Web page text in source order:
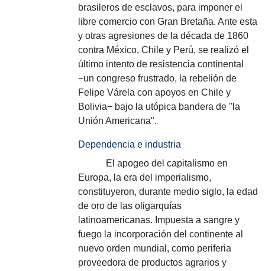
brasileros de esclavos, para imponer el
libre comercio con Gran Bretaña. Ante esta
y otras agresiones de la década de 1860
contra México, Chile y Perú, se realizó el
último intento de resistencia continental
−un congreso frustrado, la rebelión de
Felipe Várela con apoyos en Chile y
Bolivia− bajo la utópica bandera de "la
Unión Americana".
Dependencia e industria
El apogeo del capitalismo en
Europa, la era del imperialismo,
constituyeron, durante medio siglo, la edad
de oro de las oligarquías
latinoamericanas. Impuesta a sangre y
fuego la incorporación del continente al
nuevo orden mundial, como periferia
proveedora de productos agrarios y